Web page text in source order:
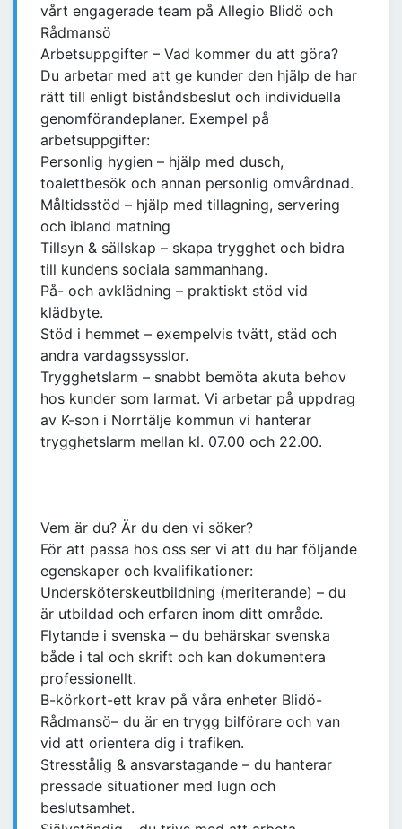
vårt engagerade team på Allegio Blidö och
Rådmansö
Arbetsuppgifter – Vad kommer du att göra?
Du arbetar med att ge kunder den hjälp de har
rätt till enligt biståndsbeslut och individuella
genomförandeplaner. Exempel på
arbetsuppgifter:
Personlig hygien – hjälp med dusch,
toalettbesök och annan personlig omvårdnad.
Måltidsstöd – hjälp med tillagning, servering
och ibland matning
Tillsyn & sällskap – skapa trygghet och bidra
till kundens sociala sammanhang.
På- och avklädning – praktiskt stöd vid
klädbyte.
Stöd i hemmet – exempelvis tvätt, städ och
andra vardagssysslor.
Trygghetslarm – snabbt bemöta akuta behov
hos kunder som larmat. Vi arbetar på uppdrag
av K-son i Norrtälje kommun vi hanterar
trygghetslarm mellan kl. 07.00 och 22.00.
Vem är du? Är du den vi söker?
För att passa hos oss ser vi att du har följande
egenskaper och kvalifikationer:
Undersköterskeutbildning (meriterande) – du
är utbildad och erfaren inom ditt område.
Flytande i svenska – du behärskar svenska
både i tal och skrift och kan dokumentera
professionellt.
B-körkort-ett krav på våra enheter Blidö-
Rådmansö– du är en trygg bilförare och van
vid att orientera dig i trafiken.
Stresstålig & ansvarstagande – du hanterar
pressade situationer med lugn och
beslutsamhet.